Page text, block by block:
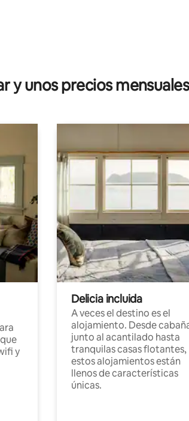
y unos precios
y
Delicia incluida
A veces el destino es el
alojamiento. Desde
junto al acantilado hasta
tranquilas casas flotantes,
estos alojamientos están
llenos de características
únicas.